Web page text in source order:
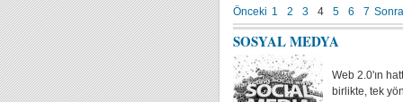
Önceki 1 2 3 4 5 6 7
SOSYAL MEDYA
Web 2.0'ın
birlikte, tek